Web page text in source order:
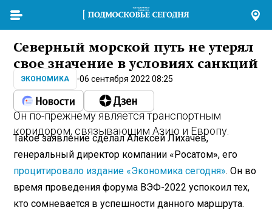
Северный морской путь не утерял
свое значение в условиях санкций
ЭКОНОМИКА 06 сентября 2022 08:25
Он по-прежнему является транспортным
коридором, связывающим Азию и Европу.
Такое заявление сделал Алексей Лихачев,
генеральный директор компании «Росатом», его
процитировало издание «Экономика сегодня». Он во
время проведения форума ВЭФ-2022 успокоил тех,
кто сомневается в успешности данного маршрута.